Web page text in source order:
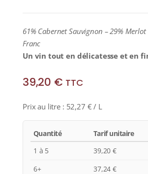
61% Cabernet Sauvignon – 29%
Franc
Un vin tout en délicatesse et en
39,20 € TTC
Prix au litre : 52,27 € / L
Quantité
Tarif unitaire
1 à 5
39,20€
6+
37,24€